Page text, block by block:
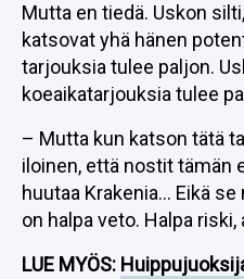
Mutta en tiedä. Uskon
katsovat yhä hänen
tarjouksia tulee paljon.
koeaikatarjouksia tulee
– Mutta kun katson tätä
iloinen, että nostit tämän
huutaa Krakenia… Eikä
on halpa veto. Halpa riski,
LUE MYÖS: